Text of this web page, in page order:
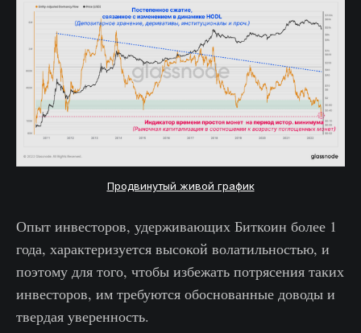
Продвинутый живой график
Опыт инвесторов, удерживающих Биткоин более 1
года, характеризуется высокой волатильностью, и
поэтому для того, чтобы избежать потрясения таких
инвесторов, им требуются обоснованные доводы и
твердая уверенность.